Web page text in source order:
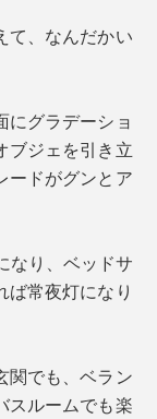
て、なんだかい
にグラデーショ
ブジェを引き立
ードがグンとア
なり、ベッドサ
常夜灯になり
関でも、ベラン
スルームでも楽